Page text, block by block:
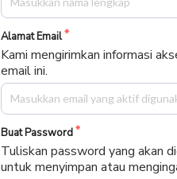
Alamat Email
Kami mengirimkan informasi
email ini.
Buat Password
Tuliskan password yang akan
untuk menyimpan atau